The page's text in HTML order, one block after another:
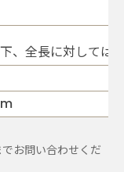
、全長に対しては
お問い合わせくだ